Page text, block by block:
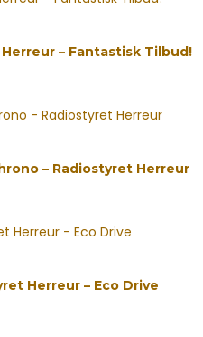
– Fantastisk Tilbud!
– Radiostyret Herreur
Herreur – Eco Drive